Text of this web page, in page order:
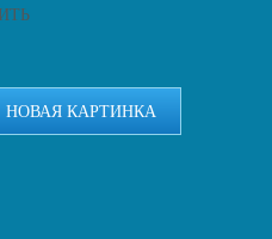
НОВАЯ КАРТИНКА